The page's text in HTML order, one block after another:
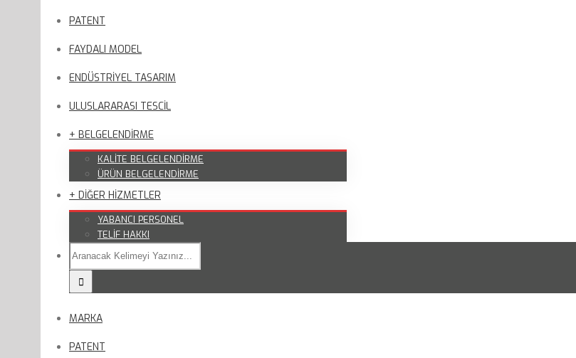
PATENT
FAYDALI MODEL
ENDÜSTRİYEL TASARIM
ULUSLARARASI TESCİL
+ BELGELENDİRME
KALİTE BELGELENDİRME
ÜRÜN BELGELENDİRME
+ DİĞER HİZMETLER
YABANCI PERSONEL
TELİF HAKKI
MARKA
PATENT